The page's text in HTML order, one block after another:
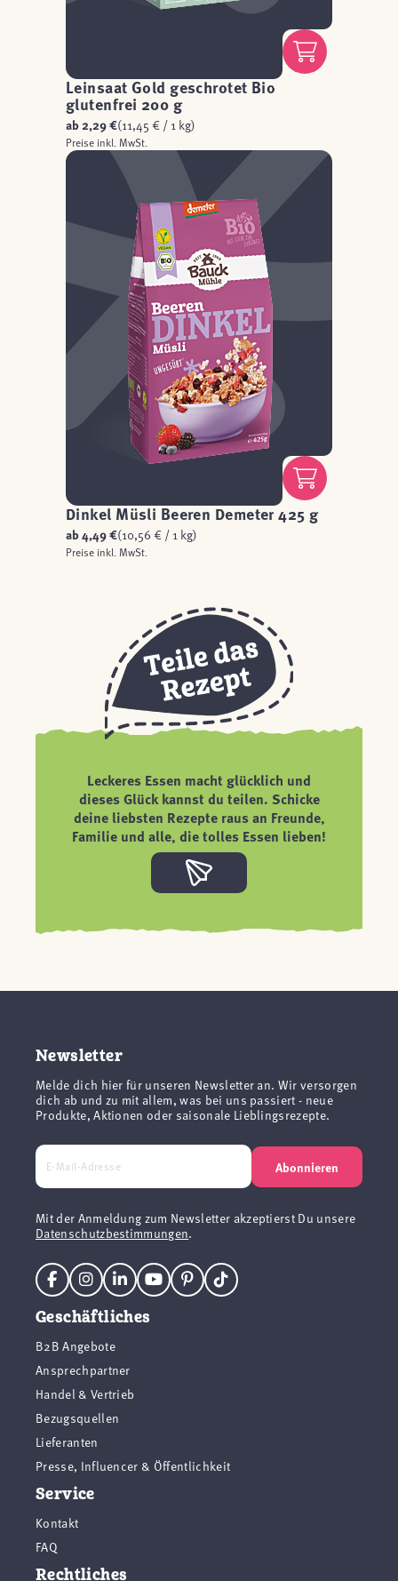
Leinsaat Gold geschrotet Bio
glutenfrei 200 g
ab 2,29 €(11,45 € / 1 kg)
Preise inkl. MwSt.
Dinkel Müsli Beeren Demeter 425 g
ab4,49 €(10,56 € / 1 kg)
Preise inkl. MwSt.
Leckeres Essen macht glücklich und
dieses Glück kannst du teilen. Schicke
deine liebsten Rezepte raus an Freunde,
Familie und alle, die tolles Essen lieben!
Newsletter
Melde dich hier für unseren Newsletter an. Wir versorgen
dich ab und zu mit allem, was bei uns passiert - neue
Produkte, Aktionen oder saisonale Lieblingsrezepte.
Abonnieren
Mit der Anmeldung zum Newsletter akzeptierst Du unsere
Datenschutzbestimmungen.
Geschäftliches
B2B Angebote
Ansprechpartner
Handel & Vertrieb
Bezugsquellen
Lieferanten
Presse, Influencer & Öffentlichkeit
Service
Kontakt
FAQ
Rechtliches